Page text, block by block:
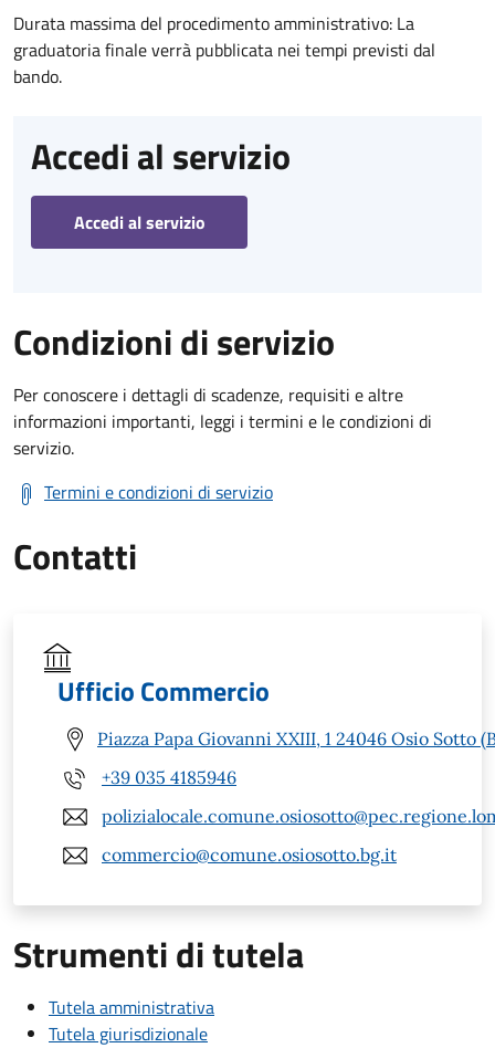
Durata massima del procedimento amministrativo: La
graduatoria finale verrà pubblicata nei tempi previsti dal
bando.
Accedi al servizio
Accedi al servizio
Condizioni di servizio
Per conoscere i dettagli di scadenze, requisiti e altre
informazioni importanti, leggi i termini e le condizioni di
servizio.
Termini e condizioni di servizio
Contatti
Ufficio Commercio
Piazza Papa Giovanni XXIII, 1 24046 Osio Sotto
+39 035 4185946
commercio@comune.osiosotto.bg.it
Strumenti di tutela
Tutela amministrativa
Tutela giurisdizionale